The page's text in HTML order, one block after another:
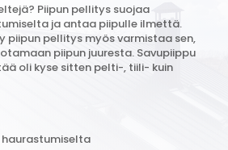
Piipun pellitys suojaa
ja antaa piipulle ilmettä.
pellitys myös varmistaa sen,
piipun juuresta. Savupiippu
oli kyse sitten pelti-, tiili- kuin
haurastumiselta